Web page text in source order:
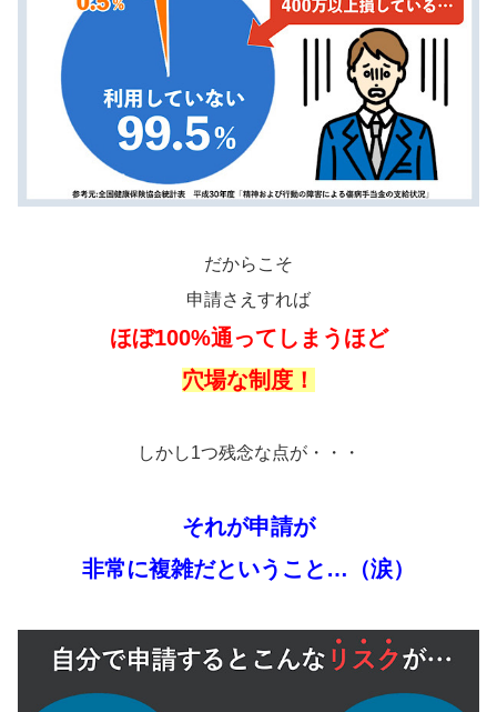
だからこそ
申請さえすれば
ほぼ100%通ってしまうほど
穴場な制度！
しかし1つ残念な点が・・・
それが申請が
非常に複雑だということ…（涙）